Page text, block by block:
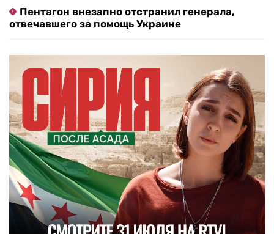
Пентагон внезапно отстранил генерала,
отвечавшего за помощь Украине